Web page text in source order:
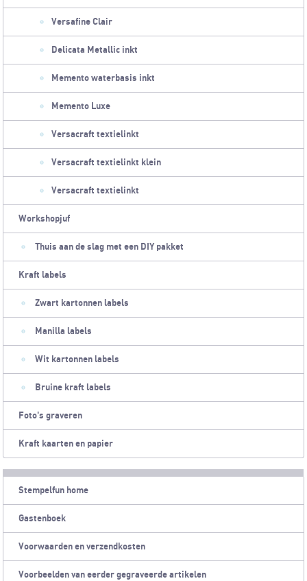
Versafine Clair
Delicata Metallic inkt
Memento waterbasis inkt
Memento Luxe
Versacraft textielinkt
Versacraft textielinkt klein
Versacraft textielinkt
Workshopjuf
Thuis aan de slag met een DIY pakket
Kraft labels
Zwart kartonnen labels
Manilla labels
Wit kartonnen labels
Bruine kraft labels
Foto's graveren
Kraft kaarten en papier
Stempelfun home
Gastenboek
Voorwaarden en verzendkosten
Voorbeelden van eerder gegraveerde artikelen